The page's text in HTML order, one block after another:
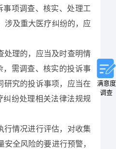
事项调查、核实、处理工
涉及重大医疗纠纷的，应
处理的，应当及时查明情
需调查、核实的投诉事
研究的投诉事项，应当在
纠纷处理相关法律法规规
行情况进行评估，对收集
全风险的要进行预警，
满意度
调查